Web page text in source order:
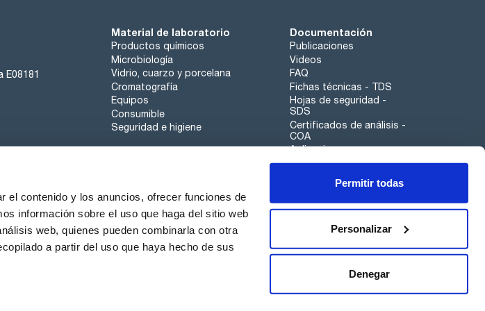
el contenido y los anuncios, ofrecer funciones de
información sobre el uso que haga del sitio web
web, quienes pueden combinarla con otra
a partir del uso que haya hecho de sus
Permitir todas
Personalizar
Denegar
E08181
Material de laboratorio
Productos químicos
Microbiología
Vidrio, cuarzo y porcelana
Cromatografía
Equipos
Consumible
Seguridad e higiene
Documentación
Publicaciones
Videos
FAQ
Fichas técnicas - TDS
Hojas de seguridad -
SDS
Certificados de análisis -
COA
Aplicaciones
Tabla Periódica
Canal de denuncias
Noticias Trabaja con nosotros